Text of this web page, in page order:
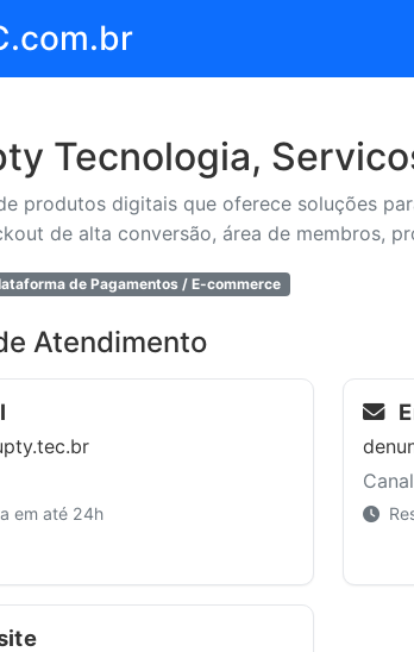
Tecnologia,
produtos digitais que oferece soluções
de alta conversão, área de membros,
de Pagamentos / E-commerce
Atendimento
em até 24h